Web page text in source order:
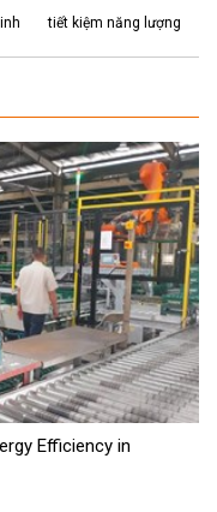
tiết kiệm năng lượng
Efficiency in